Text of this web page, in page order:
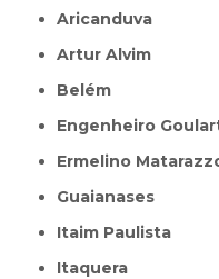
Aricanduva
Artur Alvim
Belém
Engenheiro
Ermelino
Guaianases
Itaim Paulista
Itaquera